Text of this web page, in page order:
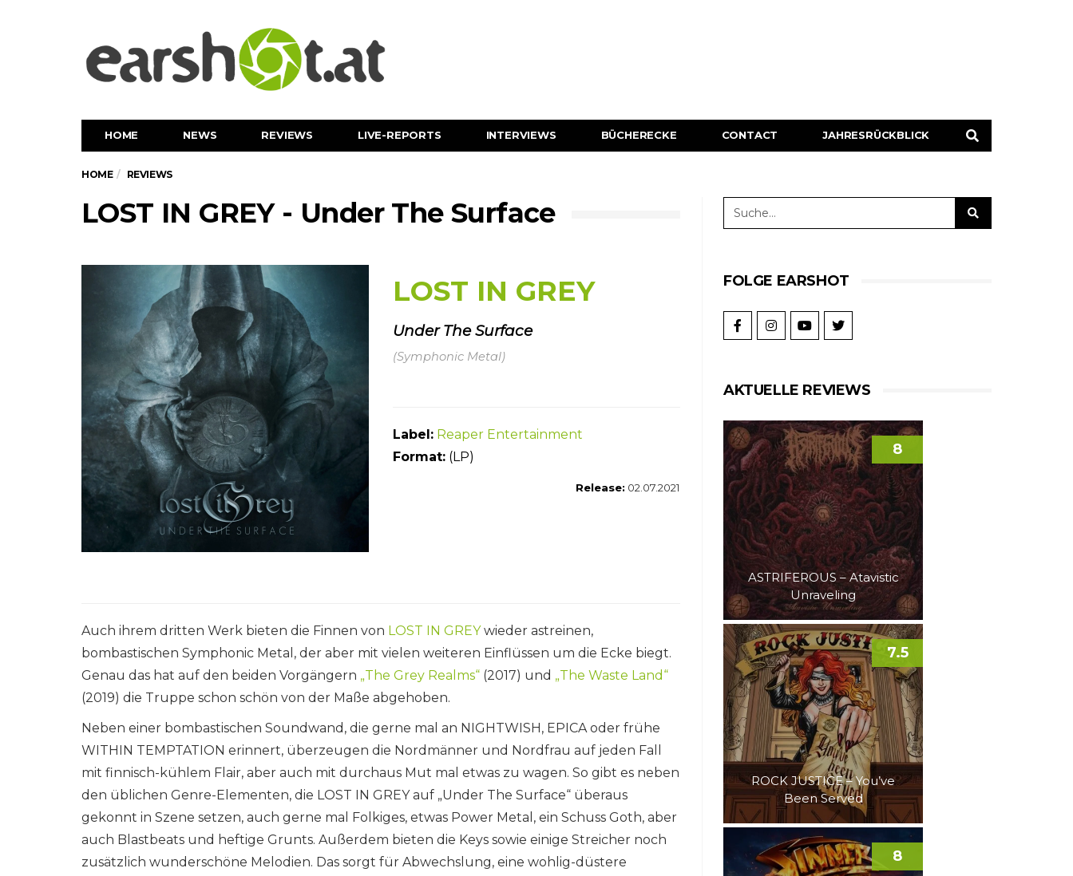
HOME NEWS REVIEWS LIVE-REPORTS INTERVIEWS BÜCHERECKE CONTACT JAHRESRÜCKBLICK
HOME REVIEWS
LOST IN GREY - Under The Surface
LOST IN GREY
Under The Surface
(Symphonic Metal)
Label: Reaper Entertainment
Format: (LP)
Release: 02.07.2021
Auch ihrem dritten Werk bieten die Finnen von LOST IN GREYwieder astreinen,
bombastischen Symphonic Metal, der aber mit vielen weiteren Einflüssen um die Ecke biegt.
Genau das hat auf den beiden Vorgängern „The Grey Realms“ (2017) und „The Waste Land “
(2019) die Truppe schon schön von der Maße abgehoben.
Neben einer bombastischen Soundwand, die gerne mal an NIGHTWISH, EPICA oder frühe
WITHIN TEMPTATION erinnert, überzeugen die Nordmänner und Nordfrau auf jeden Fall
mit finnisch-kühlem Flair, aber auch mit durchaus Mut mal etwas zu wagen. So gibt es neben
den üblichen Genre-Elementen, die LOST IN GREY auf „Under The Surface“ überaus
gekonnt in Szene setzen, auch gerne mal Folkiges, etwas Power Metal, ein Schuss Goth, aber
auch Blastbeats und heftige Grunts. Außerdem bieten die Keys sowie einige Streicher noch
zusätzlich wunderschöne Melodien. Das sorgt für Abwechslung, eine wohlig-düstere
FOLGE EARSHOT
AKTUELLE REVIEWS
ASTRIFEROUS – Atavistic
Unraveling
8
ROCK JUSTICE – You’ve
Been Served
7.5
8